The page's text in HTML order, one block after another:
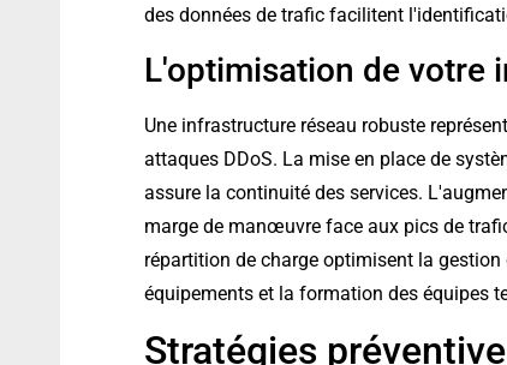
des données de trafic facilitent
L'optimisation de votre
Une infrastructure réseau robuste
attaques DDoS. La mise en place de
assure la continuité des services.
marge de manœuvre face aux pics de
répartition de charge optimisent la
équipements et la formation des équipes
Stratégies